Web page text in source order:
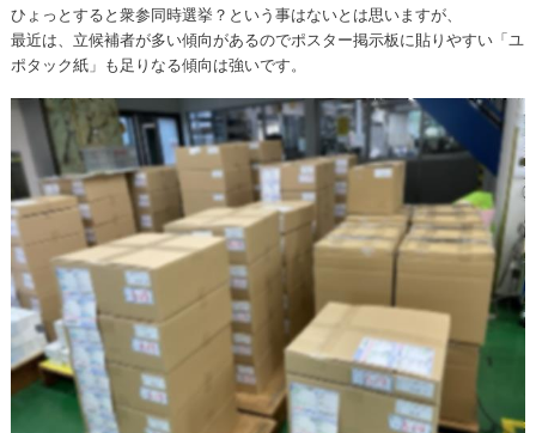
ひょっとすると衆参同時選挙？という事はないとは思いますが、
最近は、立候補者が多い傾向があるのでポスター掲示板に貼りやすい「ユ
ポタック紙」も足りなる傾向は強いです。